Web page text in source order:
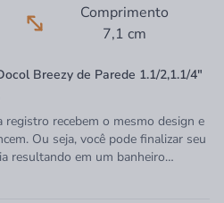
Comprimento
7,1 cm
Breezy de Parede 1.1/2,1.1/4"
registro recebem o mesmo design e
Ou seja, você pode finalizar seu
resultando em um banheiro
são feitos para combinar com o
e garantir que a mesma